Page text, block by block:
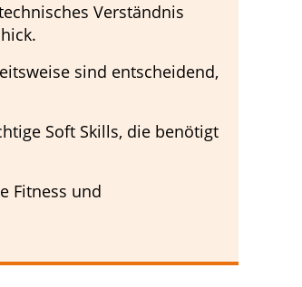
Verständnis
sind entscheidend,
Soft Skills, die benötigt
Fitness und